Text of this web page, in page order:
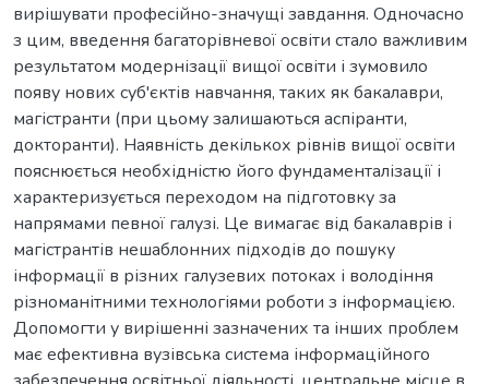
вирішувати професійно-значущі завдання. Одночасно
з цим, введення багаторівневої освіти стало важливим
результатом модернізації вищої освіти і зумовило
появу нових суб'єктів навчання, таких як бакалаври,
магістранти (при цьому залишаються аспіранти,
докторанти). Наявність декількох рівнів вищої освіти
пояснюється необхідністю його фундаменталізації і
характеризується переходом на підготовку за
напрямами певної галузі. Це вимагає від бакалаврів і
магістрантів нешаблонних підходів до пошуку
інформації в різних галузевих потоках і володіння
різноманітними технологіями роботи з інформацією.
Допомогти у вирішенні зазначених та інших проблем
має ефективна вузівська система інформаційного